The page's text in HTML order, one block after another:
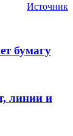
Источник
бумагу
линии и